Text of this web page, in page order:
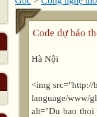
Code dự báo
Hà Nội
<img src="http://
language/www/
alt="Du bao